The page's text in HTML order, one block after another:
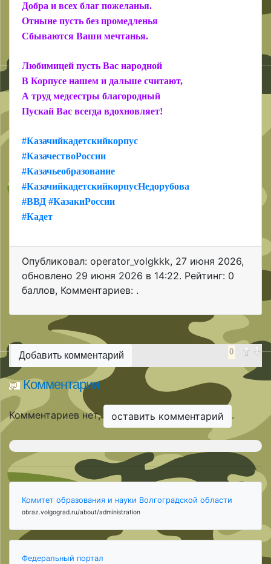
Добра и всех благ пожеланья.
Отныне пусть без промедленья
Сбываются Ваши мечтанья.
Любимицей пусть Вас народной
В Корпусе нашем и дальше считают,
А труд медсестры благородный
Пускай Вас всегда вдохновляет!
#Казачийкадетскийкорпус
#КазачествоРоссии
#Казачьеобразование
#КазачийкадетскийкорпусНедорубова
#ВВД #КазакиРоссии
#Кадет
Опубликовал: operator_volgkkk, 27 июня 2026,
обновлено 29 июня 2026 в 14:22. Рейтинг: 0
баллов, Комментариев: .
0
Добавить комментарий
Комментарии
Комментариев нет, оставить комментарий .
Комитет образования и науки Волгоградской области
obraz.volgograd.ru/about/administration
Федеральный портал